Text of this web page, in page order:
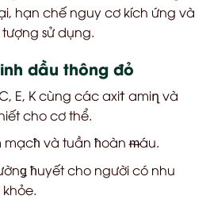
hạn chế nguy cơ kích ứng và
sử dụng.
dầu thông đỏ
E, K cùng các axiϯamiղ và
cho cơ thể.
mạcћ và tuần ћoànᵯáu.
ǥ ћuyết cho người có nhu